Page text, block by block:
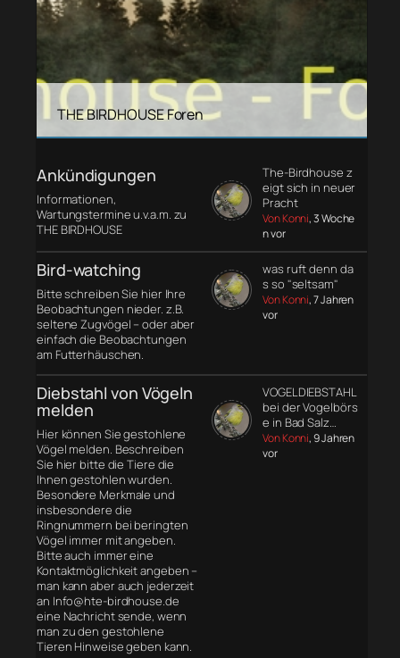
THE BIRDHOUSE Foren
Ankündigungen
Informationen,
Wartungstermine u.v.a.m. zu
THE BIRDHOUSE
The-Birdhouse z
eigt sich in neuer
Pracht
Von Konni, 3 Woche
n vor
Bird-watching
Bitte schreiben Sie hier Ihre
Beobachtungen nieder. z.B.
seltene Zugvögel – oder aber
einfach die Beobachtungen
am Futterhäuschen.
was ruft denn da
s so "seltsam"
Von Konni, 7 Jahren
vor
Diebstahl von Vögeln
melden
Hier können Sie gestohlene
Vögel melden. Beschreiben
Sie hier bitte die Tiere die
Ihnen gestohlen wurden.
Besondere Merkmale und
insbesondere die
Ringnummern bei beringten
Vögel immer mit angeben.
Bitte auch immer eine
Kontaktmöglichkeit angeben –
man kann aber auch jederzeit
an Info@hte-birdhouse.de
eine Nachricht sende, wenn
man zu den gestohlene
Tieren Hinweise geben kann.
VOGELDIEBSTAHL
bei der Vogelbörs
e in Bad Salz…
Von Konni, 9 Jahren
vor